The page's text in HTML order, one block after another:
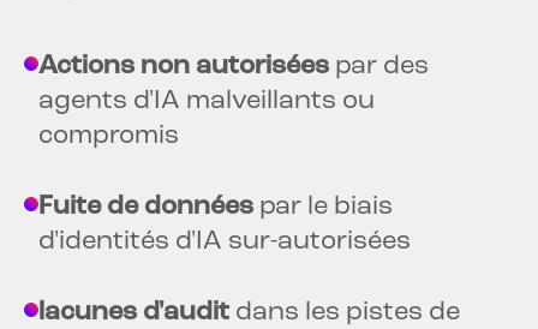
Actions non autorisées par des
agents d'IA malveillants ou
compromis
Fuite de données par le biais
d'identités d'IA sur-autorisées
lacunes d'audit dans les pistes de